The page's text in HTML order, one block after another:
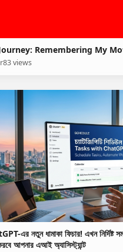
Remembering My
83 views
এর নতুন ধামাকা ফিচার! এখন নির্দিষ্ট
আপনার এআই অ্যাসিস্ট্যান্ট